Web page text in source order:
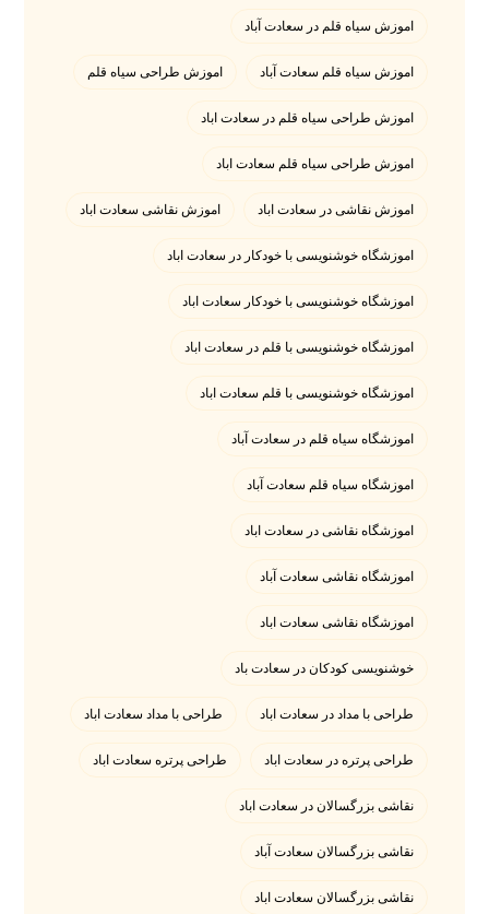
اموزش سیاه قلم در سعادت آباد
اموزش سیاه قلم سعادت آباد اموزش طراحی سیاه قلم
اموزش طراحی سیاه قلم در سعادت اباد
اموزش طراحی سیاه قلم سعادت اباد
اموزش نقاشی در سعادت اباد اموزش نقاشی سعادت اباد
اموزشگاه خوشنویسی با خودکار در سعادت اباد
اموزشگاه خوشنویسی با خودکار سعادت اباد
اموزشگاه خوشنویسی با قلم در سعادت اباد
اموزشگاه خوشنویسی با قلم سعادت اباد
اموزشگاه سیاه قلم در سعادت آباد
اموزشگاه سیاه قلم سعادت آباد
اموزشگاه نقاشی در سعادت اباد
اموزشگاه نقاشی سعادت آباد
اموزشگاه نقاشی سعادت اباد
خوشنویسی کودکان در سعادت باد
طراحی با مداد در سعادت اباد طراحی با مداد سعادت اباد
طراحی پرتره در سعادت اباد طراحی پرتره سعادت اباد
نقاشی بزرگسالان در سعادت اباد
نقاشی بزرگسالان سعادت آباد
نقاشی بزرگسالان سعادت اباد